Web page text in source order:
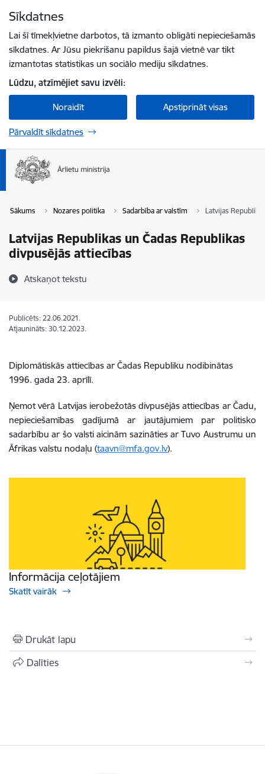
Sīkdatnes
Lai šī tīmekļvietne darbotos, tā izmanto obligāti nepieciešamās
sīkdatnes. Ar Jūsu piekrišanu papildus šajā vietnē var tikt
izmantotas statistikas un sociālo mediju sīkdatnes.
Lūdzu, atzīmējiet savu izvēli:
Noraidīt Apstiprināt visas
Pārvaldīt sīkdatnes
Sākums Nozares politika Sadarbība ar valstīm Latvijas
Latvijas Republikas un Čadas Republikas
divpusējās attiecības
Atskaņot tekstu
Publicēts: 22.06.2021.
Atjaunināts: 30.12.2023.
Diplomātiskās attiecības ar Čadas Republiku nodibinātas
1996. gada 23. aprīlī.
Ņemot vērā Latvijas ierobežotās divpusējās attiecības ar Čadu,
nepieciešamībasgadījumā ar jautājumiem par politisko
sadarbību ar šo valsti aicinām sazināties ar Tuvo Austrumu un
Āfrikas valstu nodaļu (taavn@mfa.gov.lv).
Informācija ceļotājiem
Skatīt vairāk
Drukāt lapu
Dalīties